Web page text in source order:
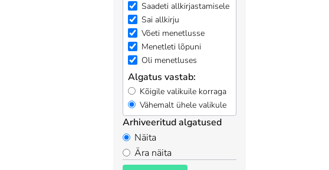
Saadeti allkirjastamisele
Sai allkirju
Võeti menetlusse
Menetleti lõpuni
Oli menetluses
Algatus vastab:
Kõigile valikuile korraga
Vähemalt ühele valikule
Arhiveeritud algatused
Näita
Ära näita